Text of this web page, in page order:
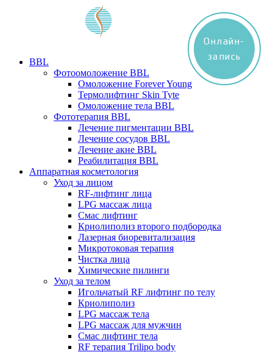
BBL
Фотоомоложение BBL
Омоложение Forever Young
Термолифтинг Skin Tyte
Омоложение тела BBL
Фототерапия BBL
Лечение пигментации BBL
Лечение сосудов BBL
Лечение акне BBL
Реабилитация BBL
Аппаратная косметология
Уход за лицом
RF-лифтинг лица
LPG массаж лица
Смас лифтинг
Криолиполиз второго подбородка
Лазерная биоревитализация
Микротоковая терапия
Чистка лица
Химические пилинги
Уход за телом
Игольчатый RF лифтинг по телу
Криолиполиз
LPG массаж тела
LPG массаж для мужчин
Смас лифтинг тела
RF терапия Trilipo body
Онлайн-
запись